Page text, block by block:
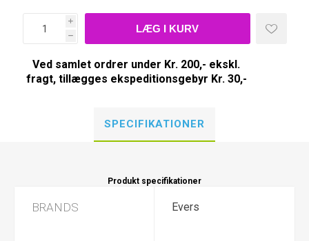
i
h
Ved samlet ordrer under Kr. 200,- ekskl.
fragt, tillægges ekspeditionsgebyr Kr. 30,-
SPECIFIKATIONER
Produkt specifikationer
BRANDS Evers